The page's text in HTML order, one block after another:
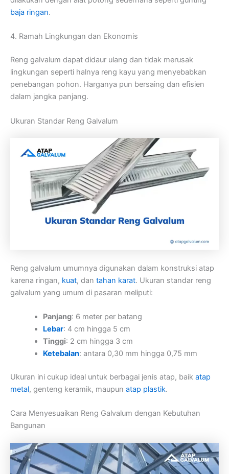
baja ringan.
4. Ramah Lingkungan dan Ekonomis
Reng galvalum dapat didaur ulang dan tidak merusak
lingkungan seperti halnya reng kayu yang menyebabkan
penebangan pohon. Harganya pun bersaing dan efisien
dalam jangka panjang.
Ukuran Standar Reng Galvalum
Reng galvalum umumnya digunakan dalam konstruksi atap
karena ringan, kuat, dan tahan karat. Ukuran standar reng
galvalum yang umum di pasaran meliputi:
Panjang: 6 meter per batang
Lebar: 4 cm hingga 5 cm
Tinggi: 2 cm hingga 3 cm
Ketebalan: antara 0,30 mm hingga 0,75 mm
Ukuran ini cukup ideal untuk berbagai jenis atap, baik atap
metal, genteng keramik, maupun atap plastik.
Cara Menyesuaikan Reng Galvalum dengan Kebutuhan
Bangunan